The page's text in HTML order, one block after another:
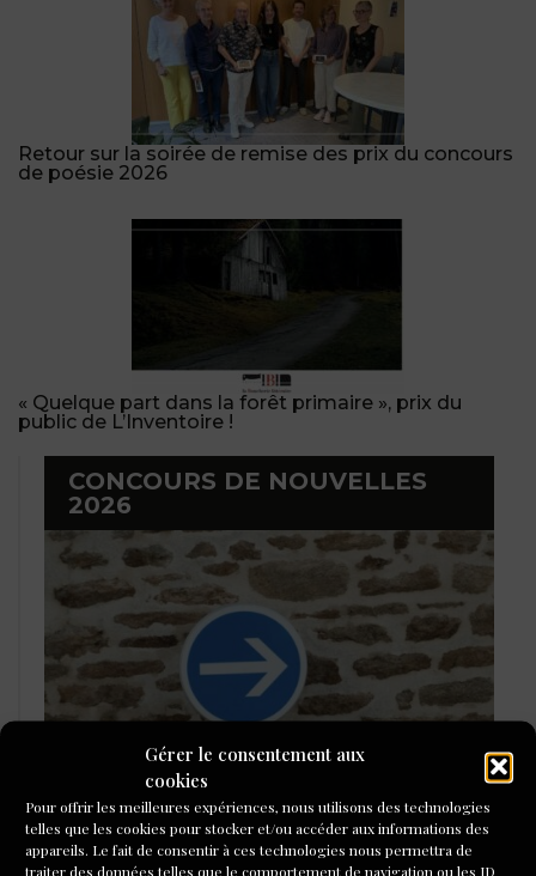
Gérer le consentement aux
cookies
Pour offrir les meilleures expériences, nous utilisons des technologies
telles que les cookies pour stocker et/ou accéder aux informations des
appareils. Le fait de consentir à ces technologies nous permettra de
traiter des données telles que le comportement de navigation ou les ID
Retour sur la soirée de remise des prix du concours
de poésie 2026
« Quelque part dans la forêt primaire », prix du
public de L’Inventoire !
CONCOURS DE NOUVELLES
2026
LAURÉATS DU CONCOURS DE
POÉSIE 2026